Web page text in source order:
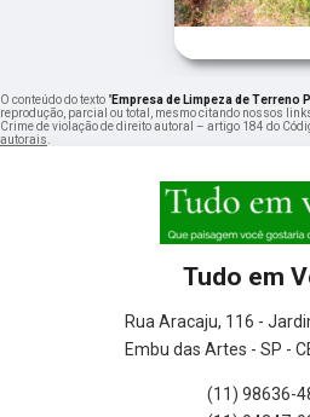
O conteúdo do texto "Empresa de Limpeza de Terreno
reprodução, parcial ou total, mesmo citando nossos
Crime de violação de direito autoral – artigo 184 do
autorais.
Tudo em
Rua Aracaju, 116 -
Embu das Artes - SP -
(11) 98636-